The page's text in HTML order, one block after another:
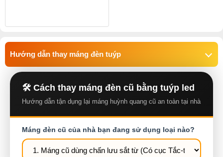
Hướng dẫn thay máng đèn tuýp
🛠️ Cách thay máng đèn cũ bằng tuýp led
Hướng dẫn tận dụng lại máng huỳnh quang cũ an toàn tại nhà
Máng đèn cũ của nhà bạn đang sử dụng loại nào?